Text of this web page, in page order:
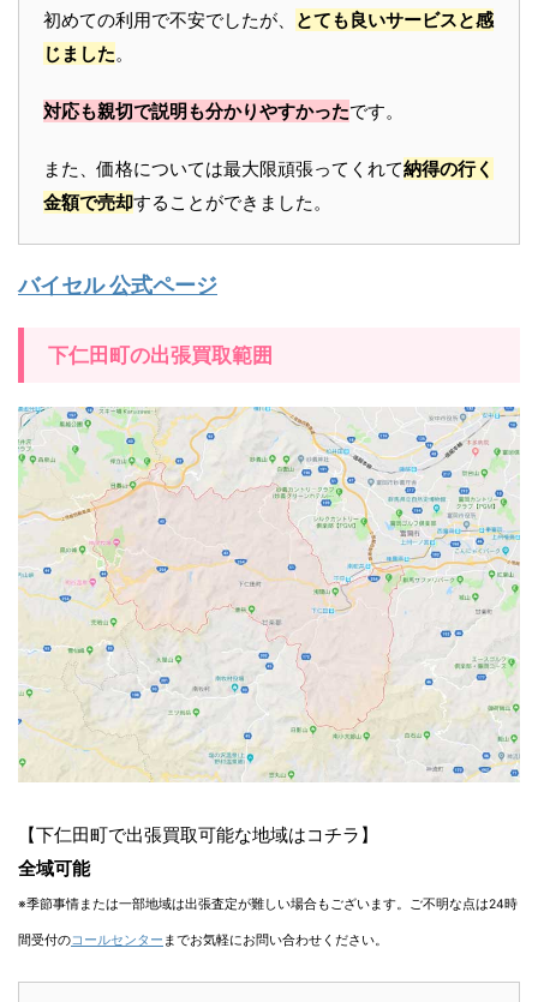
初めての利用で不安でしたが、
とても良いサービスと感
じました。
対応も親切で説明も分かりやすかったです。
また、価格については最大限頑張ってくれて納得の行く
金額で売却することができました。
バイセル 公式ページ
下仁田町の出張買取範囲
【下仁田町で出張買取可能な地域はコチラ】
全域可能
※季節事情または一部地域は出張査定が難しい場合もございます。ご不明な点は24時
間受付のコールセンター までお気軽にお問い合わせください。